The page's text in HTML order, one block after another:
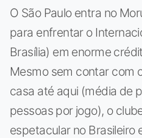
O São Paulo entra no
para enfrentar o
Brasília) em enorme
Mesmo sem contar com
casa até aqui (média de
pessoas por jogo), o
espetacular no Brasileiro